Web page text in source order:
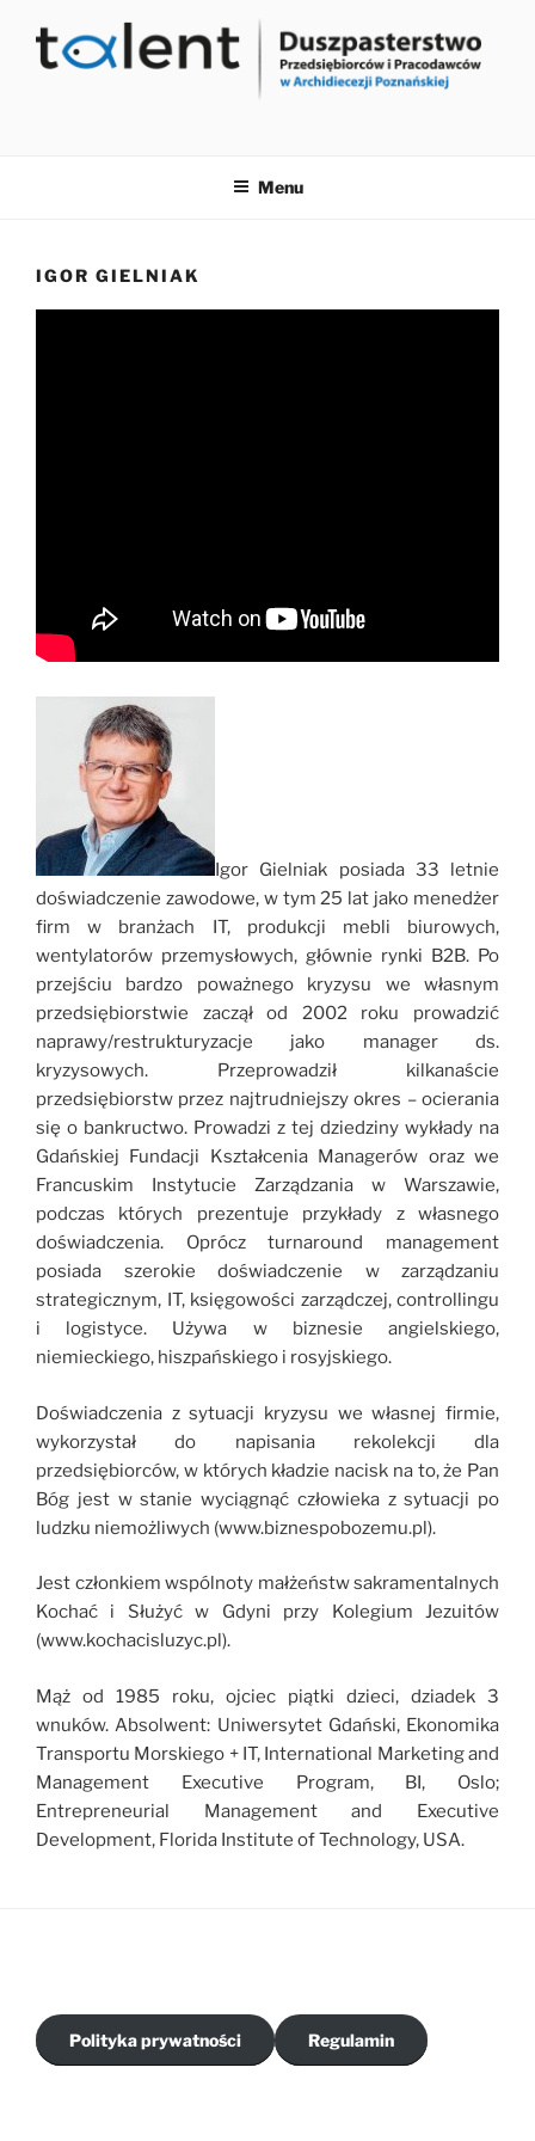
treści
Menu
IGOR GIELNIAK
Igor Gielniak posiada 33 letnie
doświadczenie zawodowe, w tym 25 lat jako menedżer
firm w branżach IT, produkcji mebli biurowych,
wentylatorów przemysłowych, głównie rynki B2B. Po
przejściu bardzo poważnego kryzysu we własnym
przedsiębiorstwie zaczął od 2002 roku prowadzić
naprawy/restrukturyzacje jako manager ds.
kryzysowych. Przeprowadził kilkanaście
przedsiębiorstw przez najtrudniejszy okres – ocierania
się o bankructwo. Prowadzi z tej dziedziny wykłady na
Gdańskiej Fundacji Kształcenia Managerów oraz we
Francuskim Instytucie Zarządzania w Warszawie,
podczas których prezentuje przykłady z własnego
doświadczenia. Oprócz turnaround management
posiada szerokie doświadczenie w zarządzaniu
strategicznym, IT, księgowości zarządczej, controllingu
i logistyce. Używa w biznesie angielskiego,
niemieckiego, hiszpańskiego i rosyjskiego.
Doświadczenia z sytuacji kryzysu we własnej firmie,
wykorzystał do napisania rekolekcji dla
przedsiębiorców, w których kładzie nacisk na to, że Pan
Bóg jest w stanie wyciągnąć człowieka z sytuacji po
ludzku niemożliwych (www.biznespobozemu.pl).
Jest członkiem wspólnoty małżeństw sakramentalnych
Kochać i Służyć w Gdyni przy Kolegium Jezuitów
(www.kochacisluzyc.pl).
Mąż od 1985 roku, ojciec piątki dzieci, dziadek 3
wnuków. Absolwent: Uniwersytet Gdański, Ekonomika
Transportu Morskiego + IT, International Marketing and
Management Executive Program, BI, Oslo;
Entrepreneurial Management and Executive
Development, Florida Institute of Technology, USA.
Polityka prywatności Regulamin